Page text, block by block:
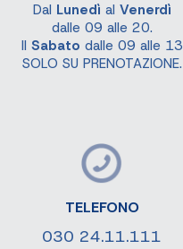
Dal Lunedì al Venerdì
dalle 09 alle 20.
Il Sabato dalle 09 alle 13
SOLO SU PRENOTAZIONE.
TELEFONO
030 24.11.111